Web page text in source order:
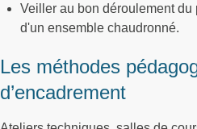
Veiller au bon déroulement
d'un ensemble chaudronné.
Les méthodes
d’encadrement